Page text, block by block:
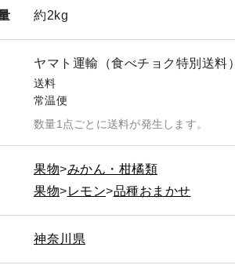
約2kg
ヤマト運輸（食べチョク特別送料）
送料
常温便
数量1点ごとに送料が発生します。
果物
みかん・柑橘類
果物
レモン 品種おまかせ
神奈川県